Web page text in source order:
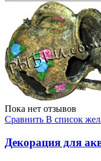
Пока нет отзывов
Сравнить В список
Декорация для